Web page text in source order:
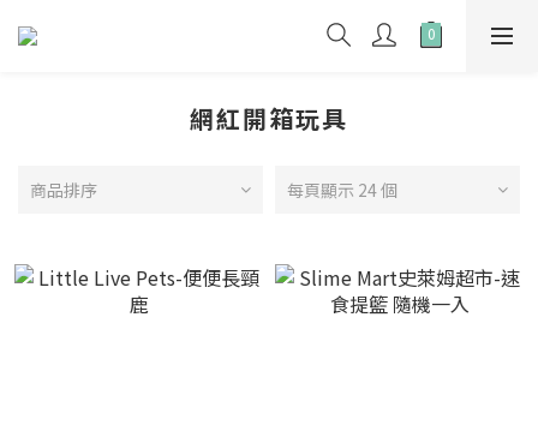
網紅開箱玩具
商品排序 每頁顯示 24 個